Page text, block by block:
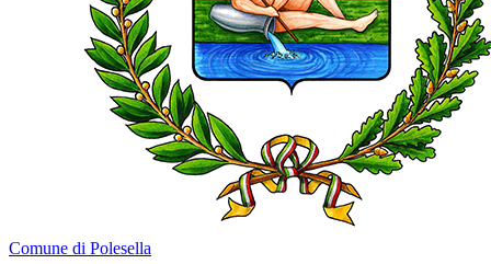
Comune di Polesella